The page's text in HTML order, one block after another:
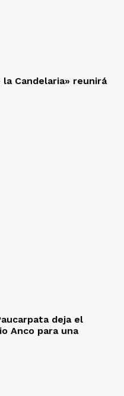
Candelaria» reunirá
deja el
Anco para una